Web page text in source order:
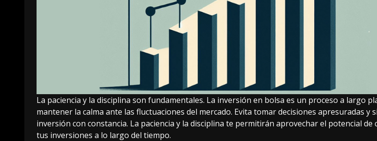
La paciencia y la disciplina son fundamentales. La inversión en bolsa es un proceso a largo
mantener la calma ante las fluctuaciones del mercado. Evita tomar decisiones apresuradas y
inversión con constancia. La paciencia y la disciplina te permitirán aprovechar el potencial de
tus inversiones a lo largo del tiempo.